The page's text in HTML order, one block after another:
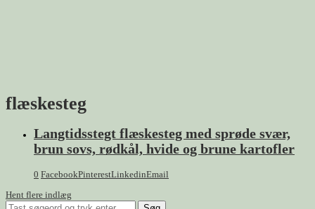
flæskesteg
Langtidsstegt flæskesteg med sprøde svær,
brun sovs, rødkål, hvide og brune kartofler
0 FacebookPinterestLinkedinEmail
Hent flere indlæg